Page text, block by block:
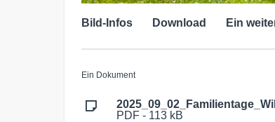
Bild-Infos Download Ein
Ein Dokument
PDF - 113 kB